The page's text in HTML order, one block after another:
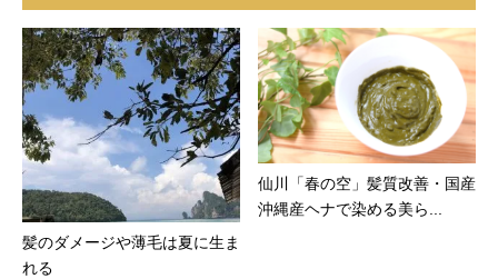
髪のダメージや薄毛は夏に生ま
れる
仙川「春の空」髪質改善・国産
沖縄産ヘナで染める美ら...